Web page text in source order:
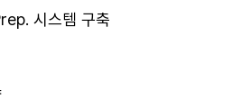
시스템 구축